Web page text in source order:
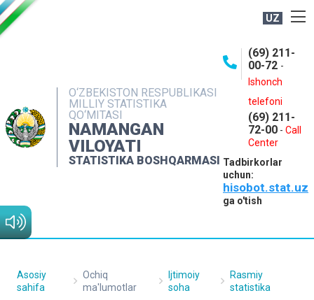
UZ
O‘ZBEKISTON RESPUBLIKASI
MILLIY STATISTIKA
QO‘MITASI
NAMANGAN
VILOYATI
STATISTIKA BOSHQARMASI
(69) 211-
00-72 -
Ishonch
telefoni
(69) 211-
72-00 - Call
Center
Tadbirkorlar
uchun:
hisobot.stat.uz
ga o'tish
NASHRLAR
INTERAKTIV XIZMATLAR
MATBUOT XIZMATI
MUROJAATLAR
Asosiy
sahifa
Ochiq
ma'lumotlar
Ijtimoiy
soha
Rasmiy
statistika